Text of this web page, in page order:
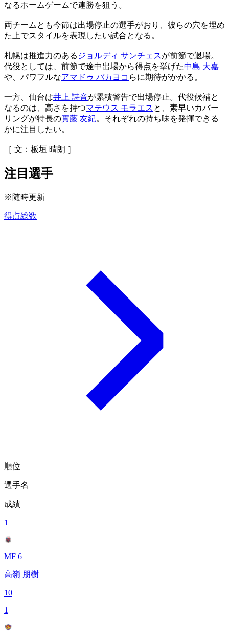
なるホームゲームで連勝を狙う。
両チームとも今節は出場停止の選手がおり、彼らの穴を埋め
た上でスタイルを表現したい試合となる。
札幌は推進力のある ジョルディ サンチェスが前節で退場。
代役としては、前節で途中出場から得点を挙げた中島 大嘉
や、パワフルなアマドゥ バカヨコ らに期待がかかる。
一方、仙台は井上 詩音が累積警告で出場停止。代役候補と
なるのは、高さを持つマテウス モラエス と、素早いカバー
リングが特長の實藤 友紀。それぞれの持ち味を発揮できる
かに注目したい。
［ 文：板垣 晴朗 ］
注目選手
※随時更新
得点総数
順位
選手名
成績
1
MF 6
高嶺 朋樹
10
1